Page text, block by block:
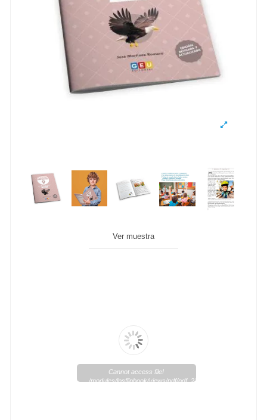
Ver muestra
Cannot access file!
/modules/lpsflipbook/views/pdf/pdf_21_1.pdf